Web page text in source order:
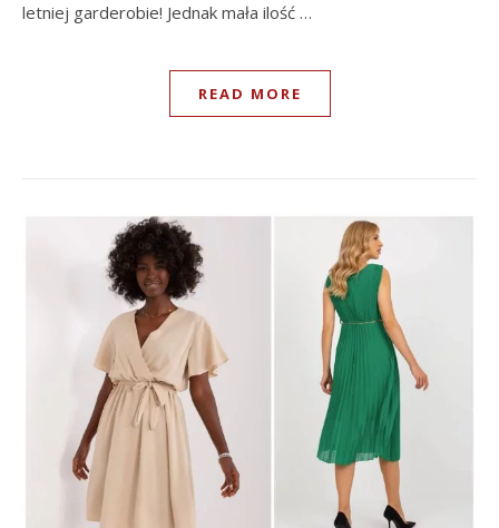
letniej garderobie! Jednak mała ilość …
READ MORE